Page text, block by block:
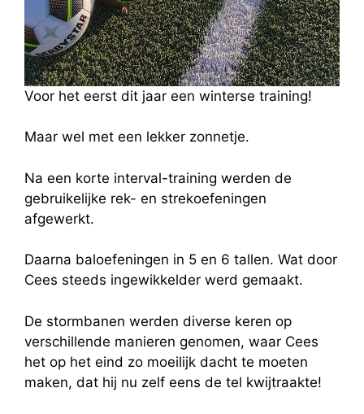
Voor het eerst dit jaar een winterse training!
Maar wel met een lekker zonnetje.
Na een korte interval-training werden de
gebruikelijke rek- en strekoefeningen
afgewerkt.
Daarna baloefeningen in 5 en 6 tallen. Wat door
Cees steeds ingewikkelder werd gemaakt.
De stormbanen werden diverse keren op
verschillende manieren genomen, waar Cees
het op het eind zo moeilijk dacht te moeten
maken, dat hij nu zelf eens de tel kwijtraakte!